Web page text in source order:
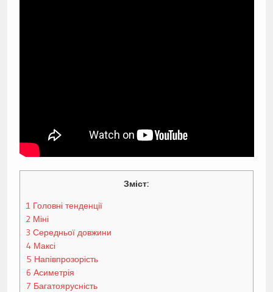
Зміст:
1 Головні тенденції
2Міні
3 Середньої довжини
4 Максі
5 Напівпрозорість
6 Асиметрія
7 Багатоярусність